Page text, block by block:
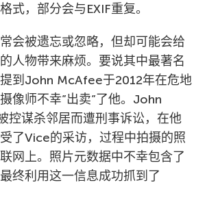
式，部分会与EXIF重复。
会被遗忘或忽略，但却可能会给
人物带来麻烦。要说其中最著名
到John McAfee于2012年在危地
像师不幸”出卖”了他。John
控谋杀邻居而遭刑事诉讼，在他
了Vice的采访，过程中拍摄的照
网上。照片元数据中不幸包含了
终利用这一信息成功抓到了